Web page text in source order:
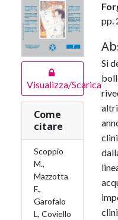
Visualizza/Scarica
Come
citare
Scoppio
M.,
Mazzotta
F.,
Garofalo
L, Coviello
pp.
Si